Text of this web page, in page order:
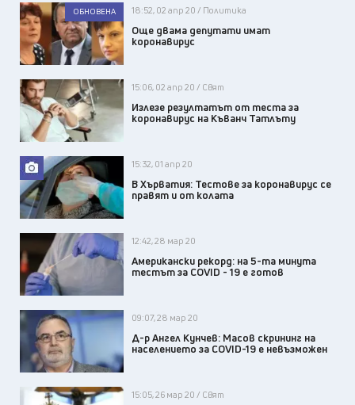
ОБНОВЕНА 18:52, 02 апр 20 / Политика
Още двама депутати имат
коронавирус
15:06, 02 апр 20 / Свят
Излезе резултатът от теста за
коронавирус на Къванч Татлъту
15:32, 01 апр 20
В Хърватия: Тестове за коронавирус се
правят и от колата
12:42, 28 мар 20
Американски рекорд: на 5-та минута
тестът за COVID - 19 е готов
09:07, 28 мар 20
Д-р Ангел Кунчев: Масов скрининг на
населението за COVID-19 e невъзможен
15:05, 26 мар 20 / Свят